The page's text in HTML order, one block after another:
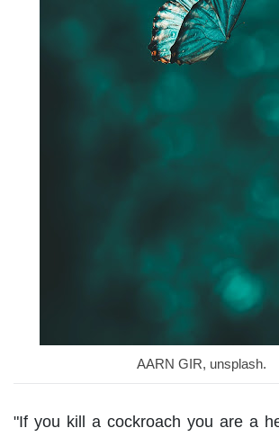
AARN GIR, unsplash.
"If you kill a cockroach you are a